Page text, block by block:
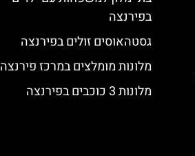
בפירנצה
גסטהאוסים זולים בפירנצה
מלונות מומלצים במרכז פירנצה
מלונות 3 כוכבים בפירנצה